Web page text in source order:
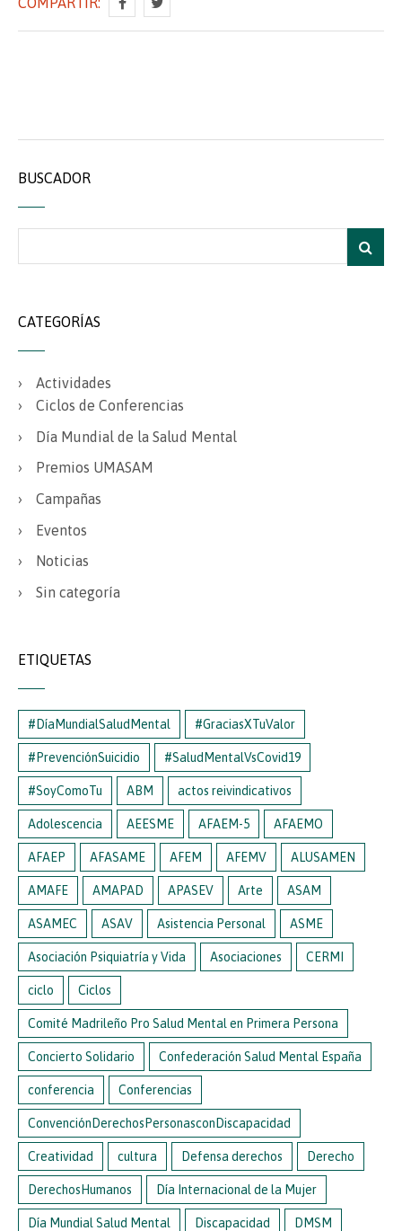
BUSCADOR
CATEGORÍAS
Actividades
Ciclos de Conferencias
Día Mundial de la Salud Mental
Premios UMASAM
Campañas
Eventos
Noticias
Sin categoría
ETIQUETAS
#DíaMundialSaludMental #GraciasXTuValor
#PrevenciónSuicidio #SaludMentalVsCovid19
#SoyComoTu ABM actos reivindicativos
Adolescencia AEESME AFAEM-5 AFAEMO
AFAEP AFASAME AFEM AFEMV ALUSAMEN
AMAFE AMAPAD APASEV Arte ASAM
ASAMEC ASAV Asistencia Personal ASME
Asociación Psiquiatría y Vida Asociaciones CERMI
ciclo Ciclos
Comité Madrileño Pro Salud Mental en Primera Persona
Concierto Solidario Confederación Salud Mental España
conferencia Conferencias
ConvenciónDerechosPersonasconDiscapacidad
Creatividad cultura Defensa derechos Derecho
DerechosHumanos Día Internacional de la Mujer
Día Mundial Salud Mental Discapacidad DMSM